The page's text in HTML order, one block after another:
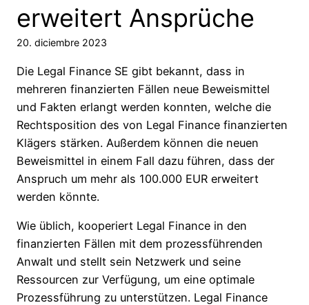
erweitert Ansprüche
20. diciembre 2023
Die Legal Finance SE gibt bekannt, dass in
mehreren finanzierten Fällen neue Beweismittel
und Fakten erlangt werden konnten, welche die
Rechtsposition des von Legal Finance finanzierten
Klägers stärken. Außerdem können die neuen
Beweismittel in einem Fall dazu führen, dass der
Anspruch um mehr als 100.000 EUR erweitert
werden könnte.
Wie üblich, kooperiert Legal Finance in den
finanzierten Fällen mit dem prozessführenden
Anwalt und stellt sein Netzwerk und seine
Ressourcen zur Verfügung, um eine optimale
Prozessführung zu unterstützen. Legal Finance